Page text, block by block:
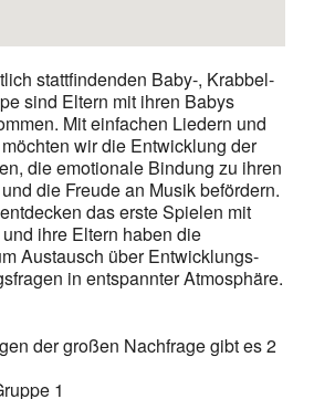
stattfindenden Baby-, Krabbel-
sind Eltern mit ihren Babys
Mit einfachen Liedern und
wir die Entwicklung der
die emotionale Bindung zu ihren
die Freude an Musik befördern.
das erste Spielen mit
ihre Eltern haben die
Austausch über Entwicklungs-
in entspannter Atmosphäre.
der großen Nachfrage gibt es 2
1